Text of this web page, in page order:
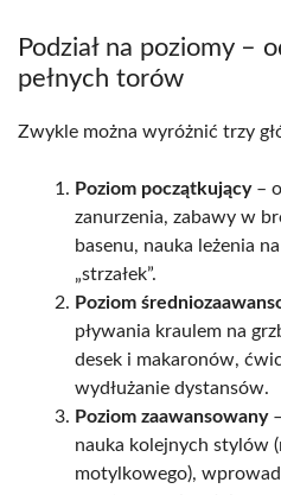
Podział na poziomy –
pełnych torów
Zwykle można wyróżnić trzy
Poziom początkujący–
zanurzenia, zabawy w
basenu, nauka leżenia
„strzałek”.
Poziom
pływania kraulem na
desek i makaronów,
wydłużanie dystansów.
Poziom zaawansowany
nauka kolejnych stylów
motylkowego),